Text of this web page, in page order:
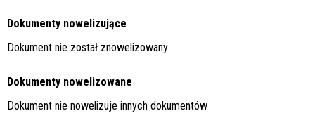
Dokumenty nowelizujące
Dokument nie został znowelizowany
Dokumenty nowelizowane
Dokument nie nowelizuje innych dokumentów